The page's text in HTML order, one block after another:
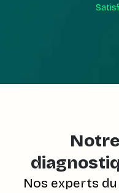
Nos experts